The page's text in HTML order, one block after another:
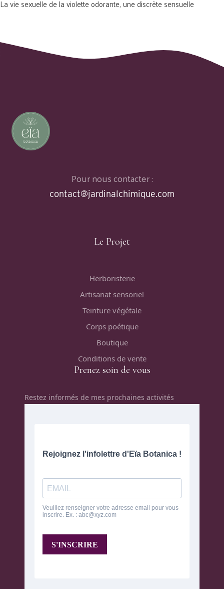
La vie sexuelle de la violette odorante, une discrète sensuelle
Pour nous contacter :
contact@jardinalchimique.com
Le Projet
Herboristerie
Artisanat sensoriel
Teinture végétale
Corps poétique
Boutique
Conditions de vente
Prenez soin de vous
Restez informés de mes prochaines activités